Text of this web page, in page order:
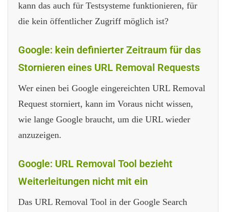
kann das auch für Testsysteme funktionieren, für
die kein öffentlicher Zugriff möglich ist?
Google: kein definierter Zeitraum für das
Stornieren eines URL Removal Requests
Wer einen bei Google eingereichten URL Removal
Request storniert, kann im Voraus nicht wissen,
wie lange Google braucht, um die URL wieder
anzuzeigen.
Google: URL Removal Tool bezieht
Weiterleitungen nicht mit ein
Das URL Removal Tool in der Google Search